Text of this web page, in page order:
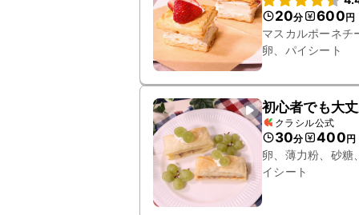
20分 600円
マスカルポーネチ
卵、パイシート
初心者でも大
クラシル公式
30分 400円
卵、薄力粉、砂糖
イシート